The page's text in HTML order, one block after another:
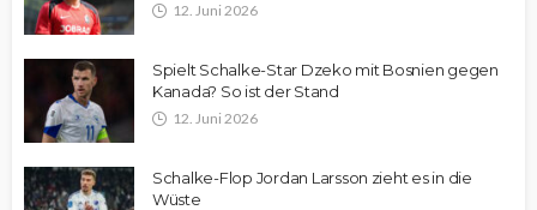
12. Juni 2026
Spielt Schalke-Star Dzeko mit Bosnien gegen
Kanada? So ist der Stand
12. Juni 2026
Schalke-Flop Jordan Larsson zieht es in die
Wüste